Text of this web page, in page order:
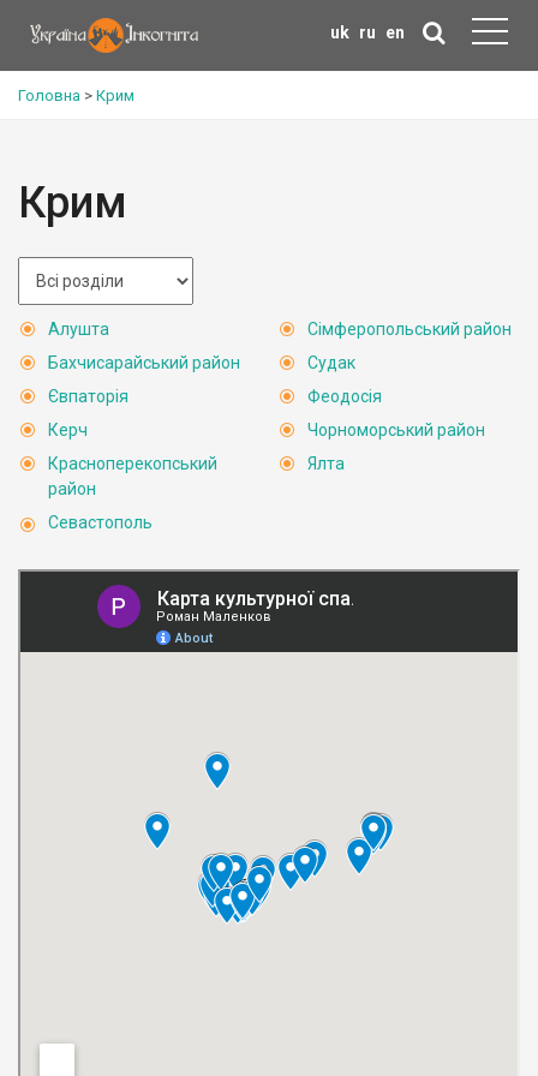
uk ru en
Головна > Крим
Крим
Алушта
Бахчисарайський район
Євпаторія
Керч
Красноперекопський
район
Севастополь
Сімферопольський район
Судак
Феодосія
Чорноморський район
Ялта